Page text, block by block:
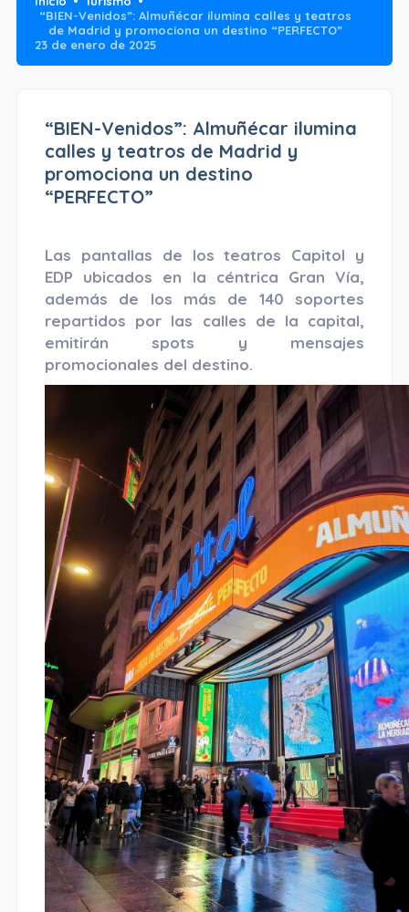
“BIEN-Venidos”: Almuñécar ilumina calles y teatros
de Madrid y promociona un destino “PERFECTO”
23 de enero de 2025
“BIEN-Venidos”: Almuñécar ilumina
calles y teatros de Madrid y
promociona un destino
“PERFECTO”
Las pantallas de los teatros Capitol y
EDP ubicados en la céntrica Gran Vía,
además de los más de 140 soportes
repartidos por las calles de la capital,
emitirán spots y mensajes
promocionales del destino.